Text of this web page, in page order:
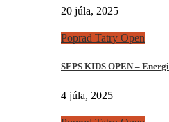
20 júla, 2025
Poprad Tatry Open
SEPS KIDS OPEN –
4 júla, 2025